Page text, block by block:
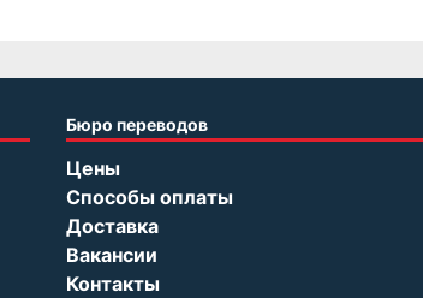
Бюро переводов
Цены
Способы оплаты
Доставка
Вакансии
Контакты